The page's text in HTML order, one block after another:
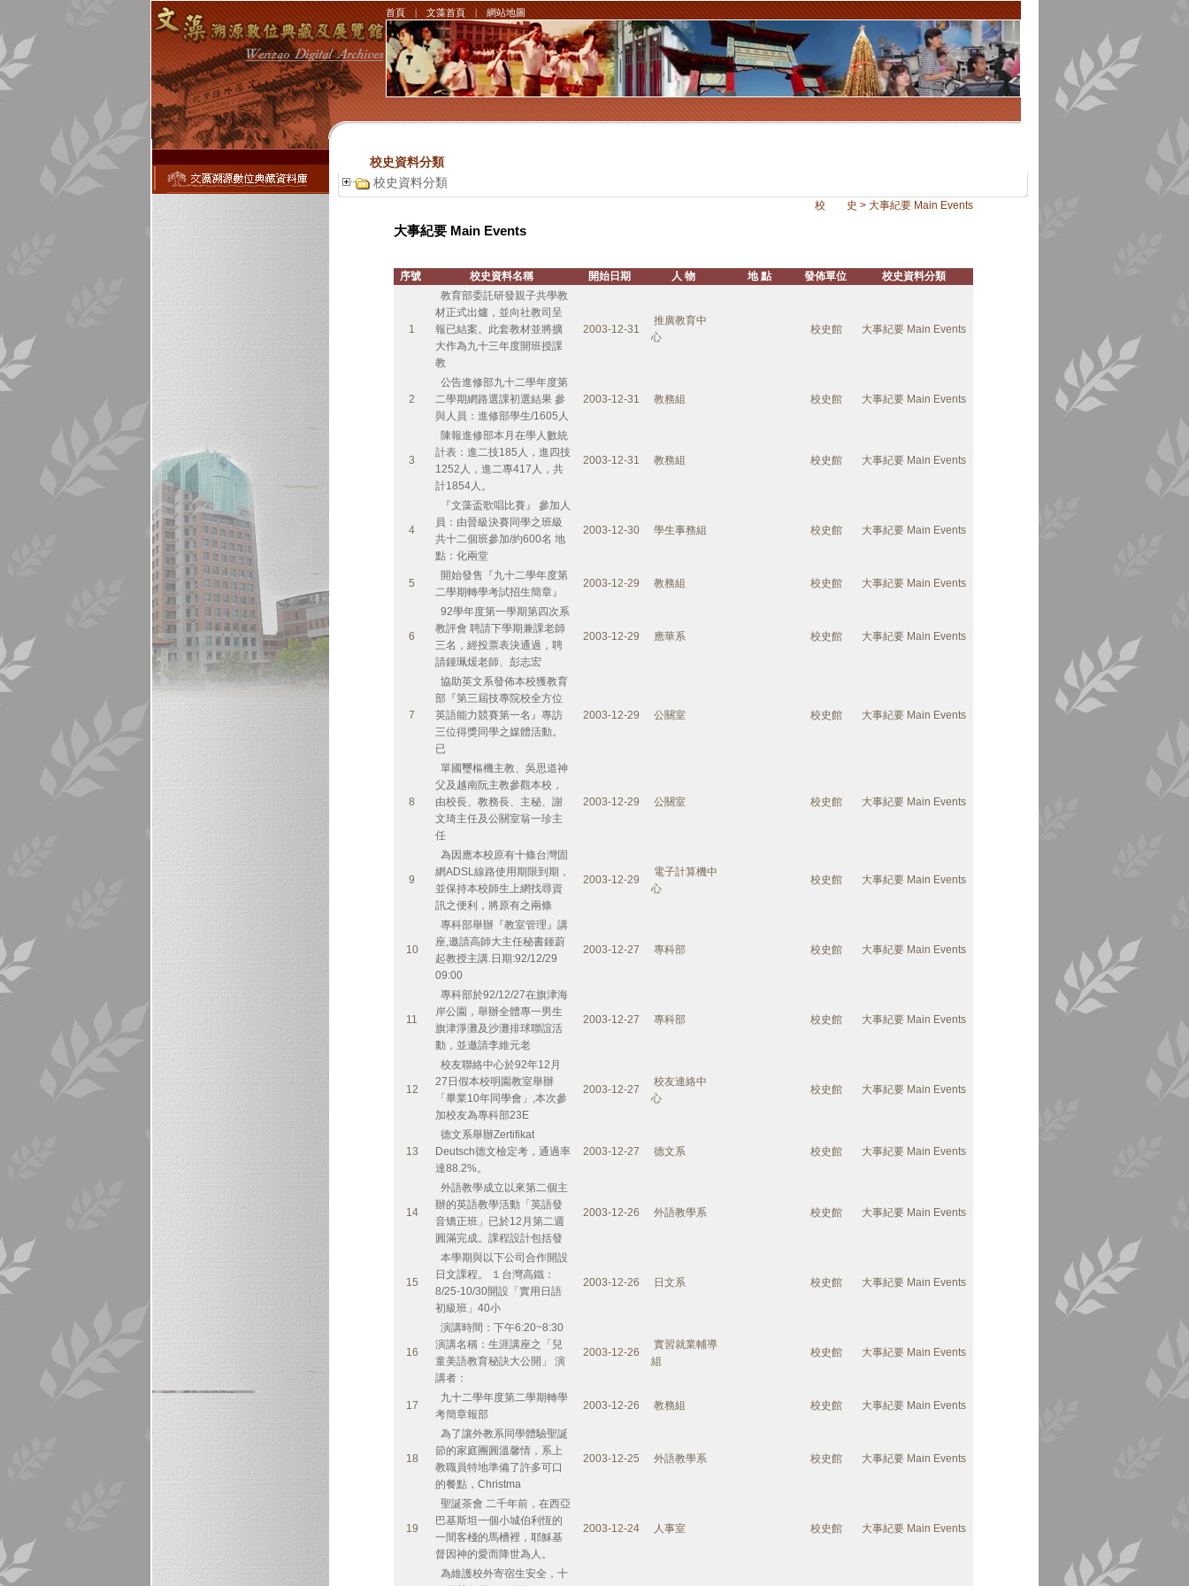
首頁|文藻首頁|網站地圖
校史資料分類
校史資料分類
校 史 > 大事紀要 Main Events
大事紀要 Main Events
序號 校史資料名稱 開始日期 人 物 地 點 發佈單位 校史資料分類
1
教育部委託研發親子共學教
材正式出爐，並向社教司呈
報已結案。此套教材並將擴
大作為九十三年度開班授課
教
2003-12-31
推廣教育中
心
校史館 大事紀要 Main Events
2
公告進修部九十二學年度第
二學期網路選課初選結果 參
與人員：進修部學生/1605人
2003-12-31 教務組 校史館 大事紀要 Main Events
3
陳報進修部本月在學人數統
計表：進二技185人，進四技
1252人，進二專417人，共
計1854人。
2003-12-31 教務組 校史館 大事紀要 Main Events
4
『文藻盃歌唱比賽』 參加人
員：由晉級決賽同學之班級
共十二個班參加/約600名 地
點：化兩堂
2003-12-30 學生事務組 校史館 大事紀要 Main Events
5
開始發售『九十二學年度第
二學期轉學考試招生簡章』
2003-12-29 教務組 校史館 大事紀要 Main Events
6
92學年度第一學期第四次系
教評會 聘請下學期兼課老師
三名，經投票表決通過，聘
請鍾珮煖老師、彭志宏
2003-12-29 應華系 校史館 大事紀要 Main Events
7
協助英文系發佈本校獲教育
部『第三屆技專院校全方位
英語能力競賽第一名』專訪
三位得獎同學之媒體活動。
已
2003-12-29 公關室 校史館 大事紀要 Main Events
8
單國璽樞機主教、吳思道神
父及越南阮主教參觀本校，
由校長、教務長、主秘、謝
文琦主任及公關室翁一珍主
任
2003-12-29 公關室 校史館 大事紀要 Main Events
9
為因應本校原有十條台灣固
網ADSL線路使用期限到期，
並保持本校師生上網找尋資
訊之便利，將原有之兩條
2003-12-29
電子計算機中
心
校史館 大事紀要 Main Events
10
專科部舉辦『教室管理』講
座,邀請高師大主任秘書鍾蔚
起教授主講.日期:92/12/29
09:00
2003-12-27 專科部 校史館 大事紀要 Main Events
11
專科部於92/12/27在旗津海
岸公園，舉辦全體專一男生
旗津淨灘及沙灘排球聯誼活
動，並邀請李維元老
2003-12-27 專科部 校史館 大事紀要 Main Events
12
校友聯絡中心於92年12月
27日假本校明園教室舉辦
「畢業10年同學會」,本次參
加校友為專科部23E
2003-12-27
校友連絡中
心
校史館 大事紀要 Main Events
13
德文系舉辦Zertifikat
Deutsch德文檢定考，通過率
達88.2%。
2003-12-27 德文系 校史館 大事紀要 Main Events
14
外語教學成立以來第二個主
辦的英語教學活動「英語發
音矯正班」已於12月第二週
圓滿完成。課程設計包括發
2003-12-26 外語教學系 校史館 大事紀要 Main Events
15
本學期與以下公司合作開設
日文課程。 １台灣高鐵：
8/25-10/30開設「實用日語
初級班」40小
2003-12-26 日文系 校史館 大事紀要 Main Events
16
演講時間：下午6:20~8:30
演講名稱：生涯講座之「兒
童美語教育秘訣大公開」 演
講者：
2003-12-26
實習就業輔導
組
校史館 大事紀要 Main Events
17
九十二學年度第二學期轉學
考簡章報部
2003-12-26 教務組 校史館 大事紀要 Main Events
18
為了讓外教系同學體驗聖誕
節的家庭團圓溫馨情，系上
教職員特地準備了許多可口
的餐點，Christma
2003-12-25 外語教學系 校史館 大事紀要 Main Events
19
聖誕茶會 二千年前，在西亞
巴基斯坦一個小城伯利恆的
一間客棧的馬槽裡，耶穌基
督因神的愛而降世為人。
2003-12-24 人事室 校史館 大事紀要 Main Events
為維護校外寄宿生安全，十